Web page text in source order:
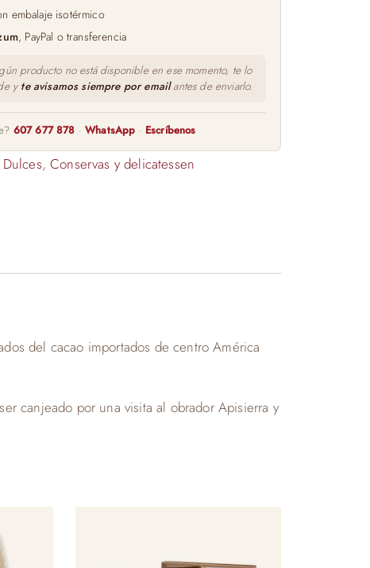
embalaje isotérmico
, PayPal o transferencia
producto no está disponible en ese momento, te lo
y te avisamos siempre por emailantes de enviarlo.
607 677 878 ·WhatsApp · Escríbenos
,Conservas y delicatessen
del cacao importados de centro América
canjeado por una visita al obrador Apisierra y